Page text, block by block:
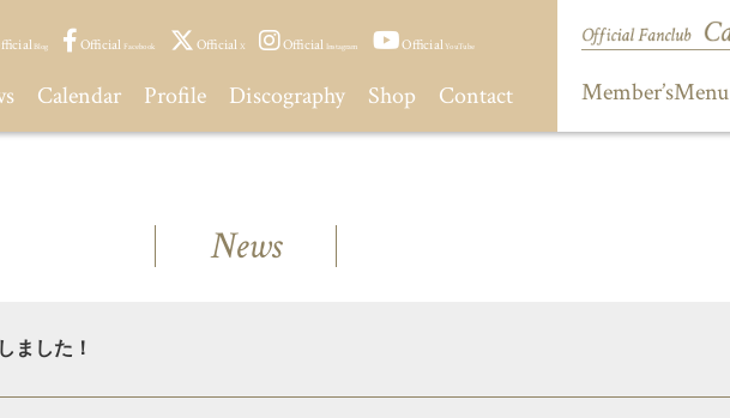
Blog Official Facebook Official X Official Instagram OfficialYouTube
Calendar Profile Discography Shop Contact Member’sMenu
News
ました！